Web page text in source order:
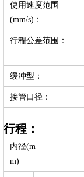
使用速度范围
(mm/s)：
行程公差范围：
缓冲型：
接管口径：
行程：
内径(m
m)